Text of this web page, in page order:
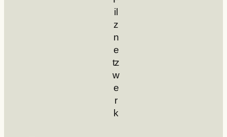
il
z
n
e
tz
w
e
r
k